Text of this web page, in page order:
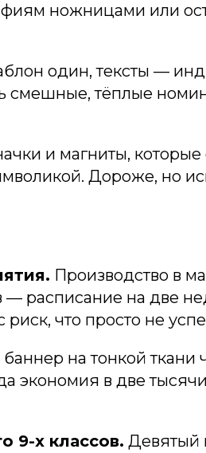
ножницами или
один, тексты —
смешные, тёплые
и магниты,
Дороже, но
Производство в
расписание на две
риск, что просто не
на тонкой ткани
экономия в две
9-х классов. Девятый